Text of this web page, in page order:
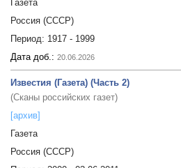
Газета
Россия (СССР)
Период: 1917 - 1999
Дата доб.: 20.06.2026
Известия (Газета) (Часть 2)
(Сканы российских газет)
[архив]
Газета
Россия (СССР)